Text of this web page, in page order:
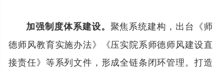
加强制度体系建设。 聚焦系统建构，出台《师
德师风教育实施办法》《压实院系师德师风建设直
接责任》等系列文件，形成全链条闭环管理。打造